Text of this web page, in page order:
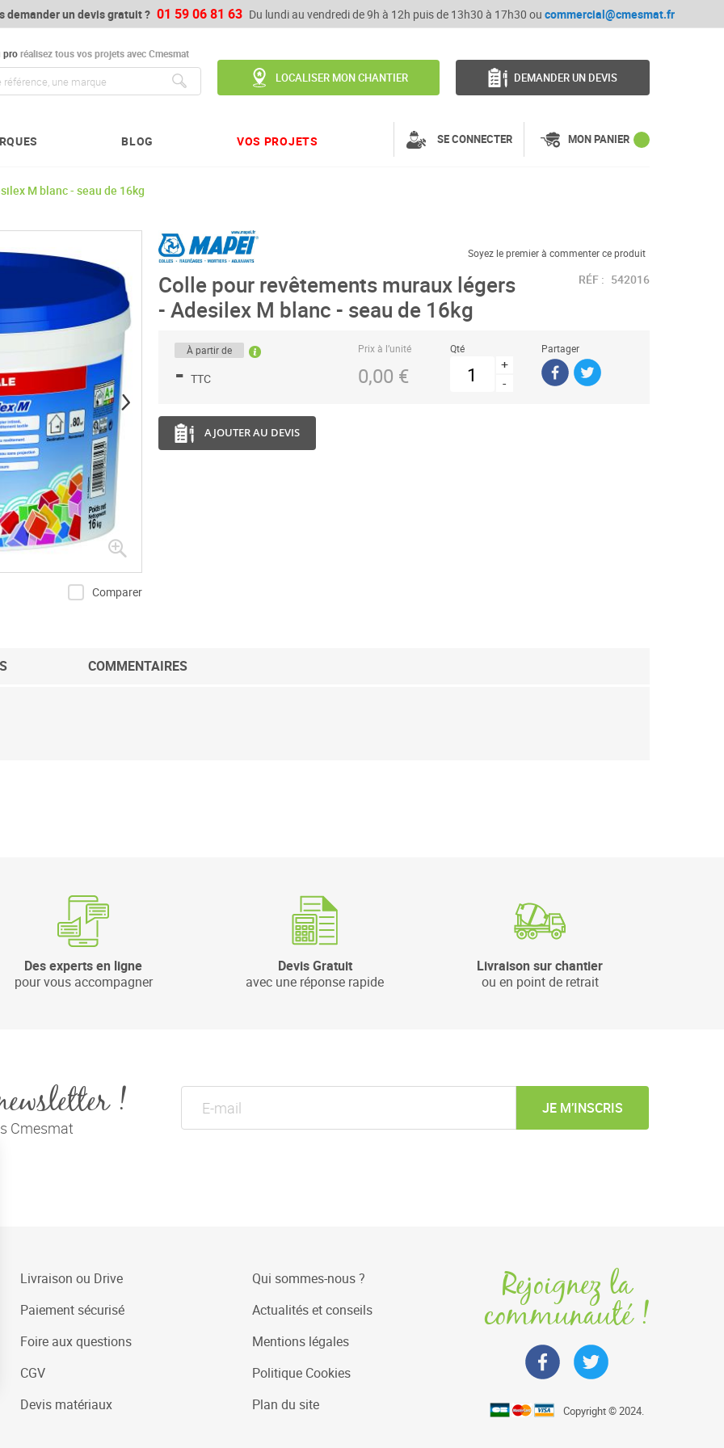
demander un devis gratuit ? 01 59 06 81 63 Du lundi au vendredi de 9h à 12h puis de 13h30 à 17h30 ou commercial@cmesmat.fr
proréalisez tous vos projets avec Cmesmat
LOCALISER MON CHANTIER DEMANDER UN DEVIS
BLOG VOS PROJETS SE CONNECTER MON PANIER
M blanc - seau de 16kg
Comparer
Soyez le premier à commenter ce produit
Colle pour revêtements muraux légers
- Adesilex M blanc - seau de 16kg
RÉF : 542016
À partir de
- TTC
Prix à l’unité
0,00 €
Qté
+
-
Partager
AJOUTER AU DEVIS
COMMENTAIRES
Des experts en ligne
pour vous accompagner
Devis Gratuit
avec une réponse rapide
Livraison sur chantier
ou en point de retrait
!
Cmesmat
JE M’INSCRIS
Livraison ou Drive
Paiement sécurisé
Foire aux questions
CGV
Devis matériaux
Qui sommes-nous ?
Actualités et conseils
Mentions légales
Politique Cookies
Plan du site
Rejoignez la
communauté !
Copyright © 2024.